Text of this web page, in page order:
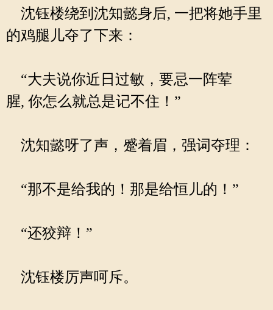
沈钰楼绕到沈知懿身后, 一把将她手里
的鸡腿儿夺了下来：
“大夫说你近日过敏，要忌一阵荤
腥, 你怎么就总是记不住！”
沈知懿呀了声，蹙着眉，强词夺理：
“那不是给我的！那是给恒儿的！”
“还狡辩！”
沈钰楼厉声呵斥。